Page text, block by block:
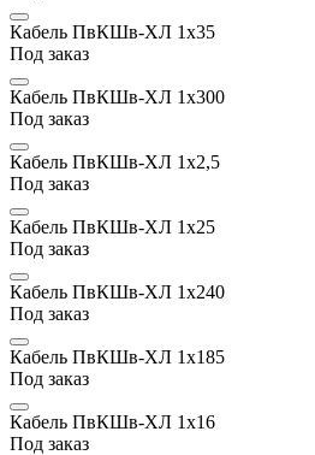
Кабель ПвКШв-ХЛ 1х35
Под заказ
Кабель ПвКШв-ХЛ 1х300
Под заказ
Кабель ПвКШв-ХЛ 1х2,5
Под заказ
Кабель ПвКШв-ХЛ 1х25
Под заказ
Кабель ПвКШв-ХЛ 1х240
Под заказ
Кабель ПвКШв-ХЛ 1х185
Под заказ
Кабель ПвКШв-ХЛ 1х16
Под заказ